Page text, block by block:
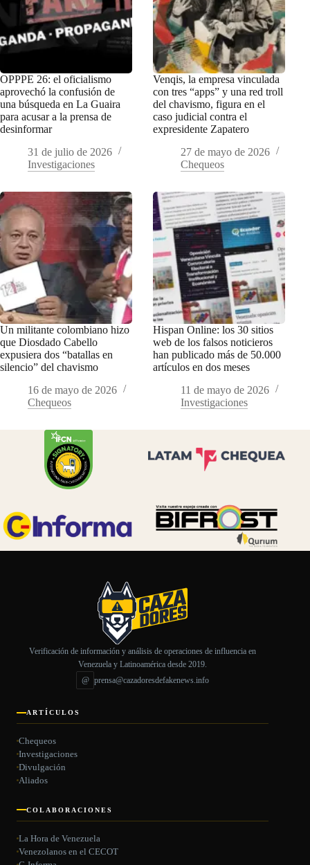
OPPPE 26: el oficialismo
aprovechó la confusión de
una búsqueda en La Guaira
para acusar a la prensa de
desinformar
31 de julio de 2026
Investigaciones
Venqis, la empresa vinculada
con tres “apps” y una red troll
del chavismo, figura en el
caso judicial contra el
expresidente Zapatero
27 de mayo de 2026
Chequeos
Un militante colombiano hizo
que Diosdado Cabello
expusiera dos “batallas en
silencio” del chavismo
16 de mayo de 2026
Chequeos
Hispan Online: los 30 sitios
web de los falsos noticieros
han publicado más de 50.000
artículos en dos meses
11 de mayo de 2026
Investigaciones
Verificación de información y análisis de operaciones de influencia en
Venezuela y Latinoamérica desde 2019.
@ prensa@cazadoresdefakenews.info
ARTÍCULOS
Chequeos
Investigaciones
Divulgación
Aliados
COLABORACIONES
La Hora de Venezuela
Venezolanos en el CECOT